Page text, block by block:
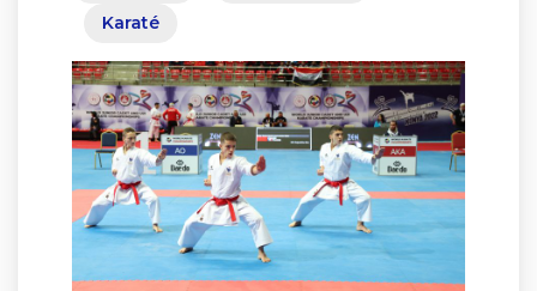
Karaté